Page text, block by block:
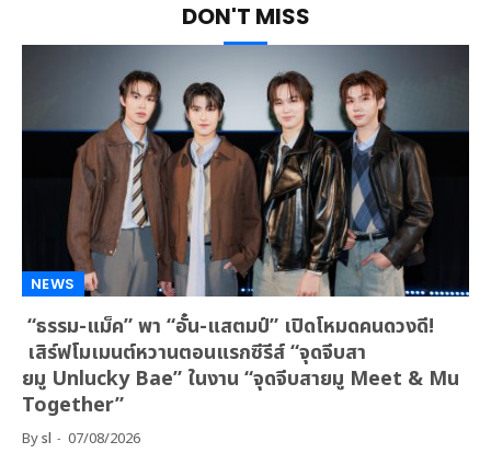
DON'T MISS
NEWS
“ธรรม-แม็ค” พา “อั๋น-แสตมป์” เปิดโหมดคนดวงดี!
เสิร์ฟโมเมนต์หวานตอนแรกซีรีส์ “จุดจีบสา
ยมู Unlucky Bae” ในงาน “จุดจีบสายมู Meet & Mu
Together”
Bysl 07/08/2026